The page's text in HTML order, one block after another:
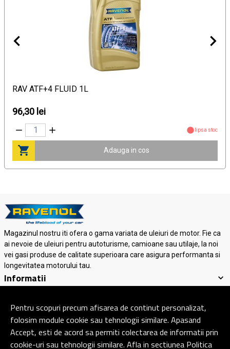
RAV ATF+4 FLUID 1L
96,30 lei
lipsa stoc
Adauga in cos
Magazinul nostru iti ofera o gama variata de uleiuri de motor. Fie ca
ai nevoie de uleiuri pentru autoturisme, camioane sau utilaje, la noi
vei gasi produse de calitate superioara care asigura performanta si
longevitatea motorului tau.
Informatii
Contact
© Copyright 2026 Ravenol Lubricants.Toate drepturile rezervate.
Pentru scopuri precum afisarea de continut personalizat,
folosim module cookie sau tehnologii similare. Apasand
Accept, esti de acord sa permiti colectarea de informatii prin
cookie-uri sau tehnologii similare. Afla in sectiunea Politica